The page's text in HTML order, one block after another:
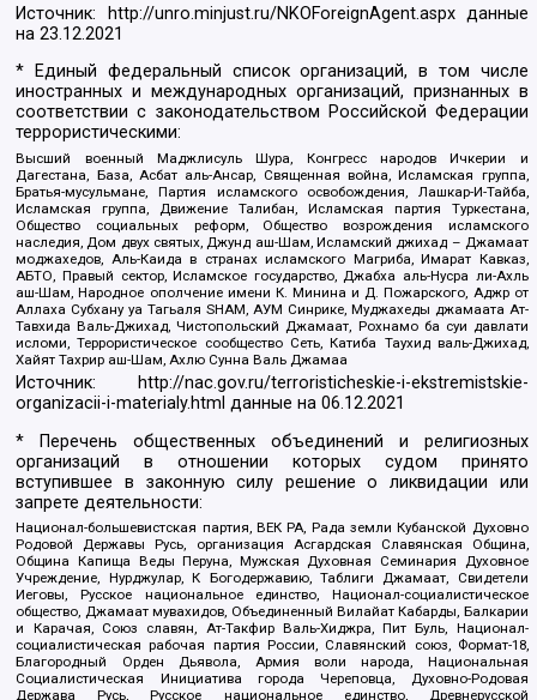
Источник: http://unro.minjust.ru/NKOForeignAgent.aspxданные
на23.12.2021
* Единый федеральный список организаций, в том числе
иностранных и международных организаций, признанных в
соответствии с законодательством Российской Федерации
террористическими:
Высший военный Маджлисуль Шура, Конгресс народов Ичкерии и
Дагестана, База, Асбат аль-Ансар, Священная война, Исламская группа,
Братья-мусульмане, Партия исламского освобождения, Лашкар-И-Тайба,
Исламская группа, Движение Талибан, Исламская партия Туркестана,
Общество социальных реформ, Общество возрождения исламского
наследия, Дом двух святых, Джунд аш-Шам, Исламский джихад – Джамаат
моджахедов, Аль-Каида в странах исламского Магриба, Имарат Кавказ,
АБТО, Правый сектор, Исламское государство, Джабха аль-Нусра ли-Ахль
аш-Шам, Народное ополчение имени К. Минина и Д. Пожарского, Аджр от
Аллаха Субхану уа Тагьаля SHAM, АУМ Синрике, Муджахеды джамаата Ат-
Тавхида Валь-Джихад, Чистопольский Джамаат, Рохнамо ба суи давлати
исломи, Террористическое сообщество Сеть, Катиба Таухид валь-Джихад,
Хайят Тахрир аш-Шам, Ахлю Сунна Валь Джамаа
Источник:
http://nac.gov.ru/terroristicheskie-i-ekstremistskie-
organizacii-i-materialy.html данные на06.12.2021
* Перечень общественных объединений и религиозных
организаций в отношении которых судом принято
вступившее в законную силу решение о ликвидации или
запрете деятельности:
Национал-большевистская партия, ВЕК РА, Рада земли Кубанской Духовно
Родовой Державы Русь, организация Асгардская Славянская Община,
Община Капища Веды Перуна, Мужская Духовная Семинария Духовное
Учреждение, Нурджулар, К Богодержавию, Таблиги Джамаат, Свидетели
Иеговы, Русское национальное единство, Национал-социалистическое
общество, Джамаат мувахидов, Объединенный Вилайат Кабарды, Балкарии
и Карачая, Союз славян, Ат-Такфир Валь-Хиджра, Пит Буль, Национал-
социалистическая рабочая партия России, Славянский союз, Формат-18,
Благородный Орден Дьявола, Армия воли народа, Национальная
Социалистическая Инициатива города Череповца, Духовно-Родовая
Держава Русь, Русское национальное единство, Древнерусской